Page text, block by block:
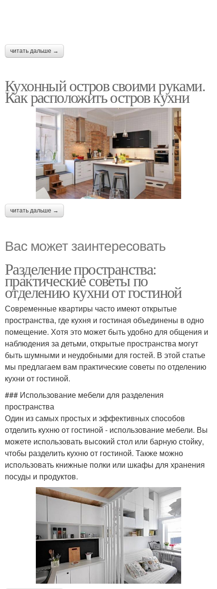
читать дальше →
Кухонный остров своими руками.
Как расположить остров кухни
читать дальше →
Вас может заинтересовать
Разделение пространства:
практические советы по
отделению кухни от гостиной
Современные квартиры часто имеют открытые
пространства, где кухня и гостиная объединены в одно
помещение. Хотя это может быть удобно для общения и
наблюдения за детьми, открытые пространства могут
быть шумными и неудобными для гостей. В этой статье
мы предлагаем вам практические советы по отделению
кухни от гостиной.
### Использование мебели для разделения
пространства
Один из самых простых и эффективных способов
отделить кухню от гостиной - использование мебели. Вы
можете использовать высокий стол или барную стойку,
чтобы разделить кухню от гостиной. Также можно
использовать книжные полки или шкафы для хранения
посуды и продуктов.